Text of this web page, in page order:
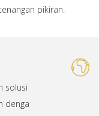
pikiran.
solusi
denga